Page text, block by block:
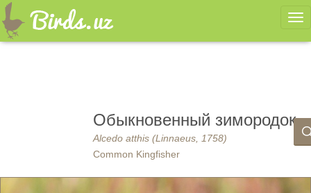
Обыкновенный зимородок
Alcedo atthis (Linnaeus, 1758)
Common Kingfisher